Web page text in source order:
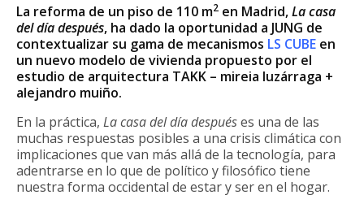
La reforma de un piso de 110 m2 en Madrid,La casa
del día después, ha dado la oportunidad a JUNG de
contextualizar su gama de mecanismos LS CUBE en
un nuevo modelo de vivienda propuesto por el
estudio de arquitectura TAKK – mireia luzárraga +
alejandro muiño.
En la práctica, La casa del día despuéses una de las
muchas respuestas posibles a una crisis climática con
implicaciones que van más allá de la tecnología, para
adentrarse en lo que de político y filosófico tiene
nuestra forma occidental de estar y ser en el hogar.